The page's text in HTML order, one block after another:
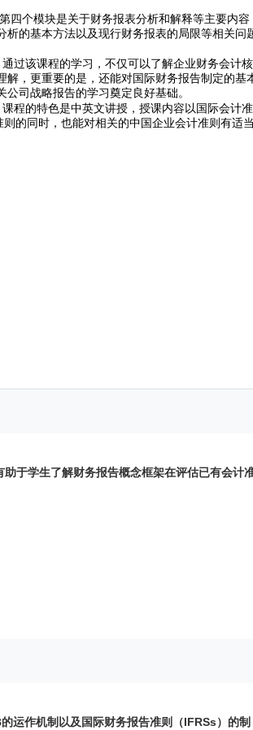
第四个模块是关于财务报表分析和解释等主要内容
的基本方法以及现行财务报表的局限等相关问
通过该课程的学习，不仅可以了解企业财务会计
，更重要的是，还能对国际财务报告制定的基
司战略报告的学习奠定良好基础。
课程的特色是中英文讲授，授课内容以国际会计
的同时，也能对相关的中国企业会计准则有适
于学生了解财务报告概念框架在评估已有会计
运作机制以及国际财务报告准则（IFRSs）的制